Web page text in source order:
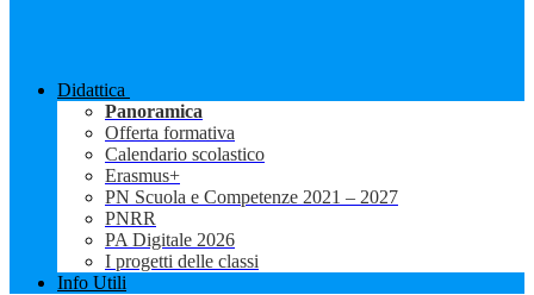
Didattica
Panoramica
Offerta formativa
Calendario scolastico
Erasmus+
PN Scuola e Competenze 2021 – 2027
PNRR
PA Digitale 2026
I progetti delle classi
Info Utili